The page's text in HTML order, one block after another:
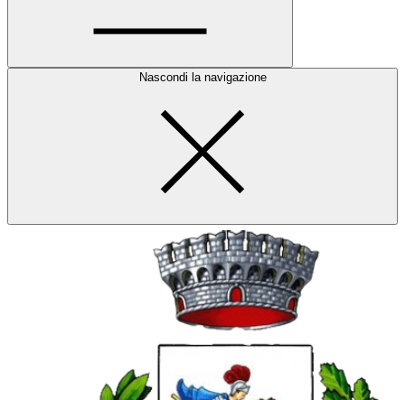
Nascondi la navigazione